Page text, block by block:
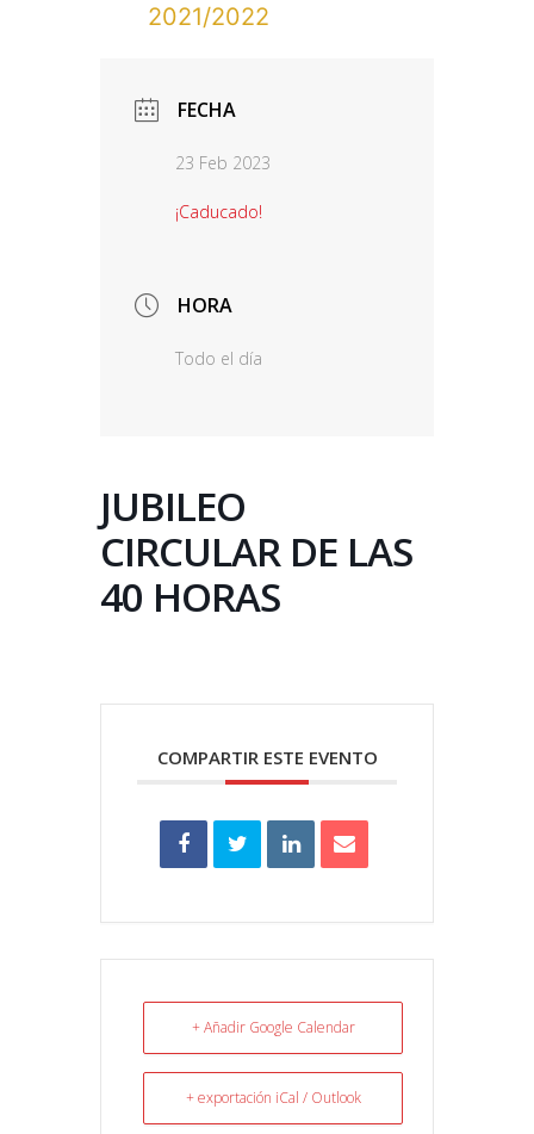
2021/2022
FECHA
23 Feb 2023
¡Caducado!
HORA
Todo el día
JUBILEO
CIRCULAR DE LAS
40 HORAS
COMPARTIR ESTE EVENTO
+ Añadir Google Calendar
+ exportación iCal / Outlook